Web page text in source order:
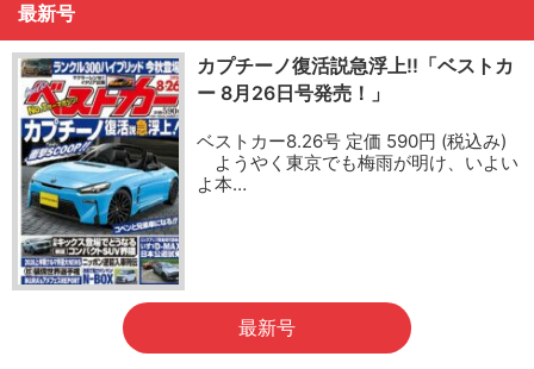
最新号
カプチーノ復活説急浮上!!「ベストカ
ー 8月26日号発売！」
ベストカー8.26号 定価 590円 (税込み)
ようやく東京でも梅雨が明け、いよい
よ本…
最新号